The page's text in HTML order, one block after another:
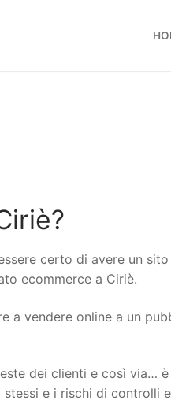
certo di avere un sito
ecommerce a Ciriè.
a vendere online a un
dei clienti e così via…
e i rischi di controlli